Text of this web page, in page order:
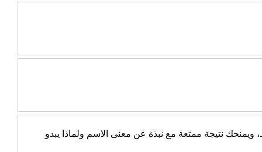
نتيجة ممتعة مع نبذة عن معنى الاسم ولماذا يبدو